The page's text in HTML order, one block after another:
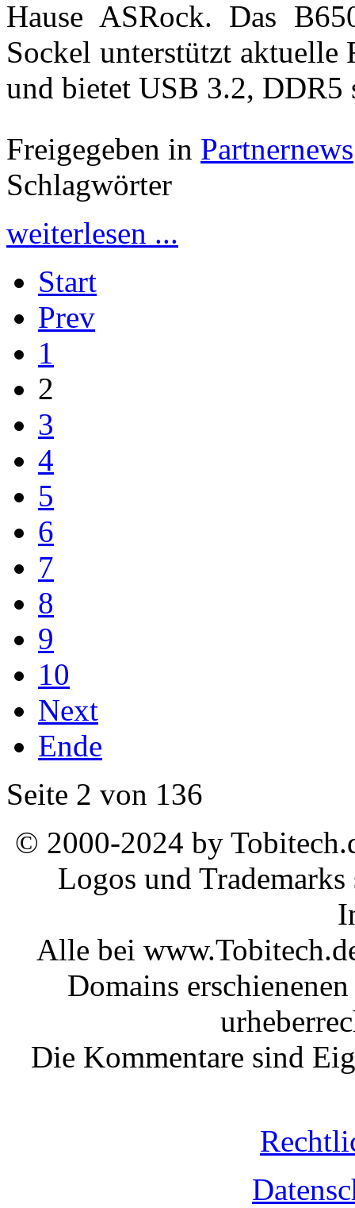
Hause ASRock. Das
Sockel unterstützt aktuelle
und bietet USB 3.2,
Freigegeben in Partnernews
Schlagwörter
weiterlesen ...
Start
Prev
1
2
3
4
5
6
7
8
9
10
Next
Ende
Seite 2 von 136
© 2000-2024 by
Logos und
Alle bei
Domains
Die Kommentare sind